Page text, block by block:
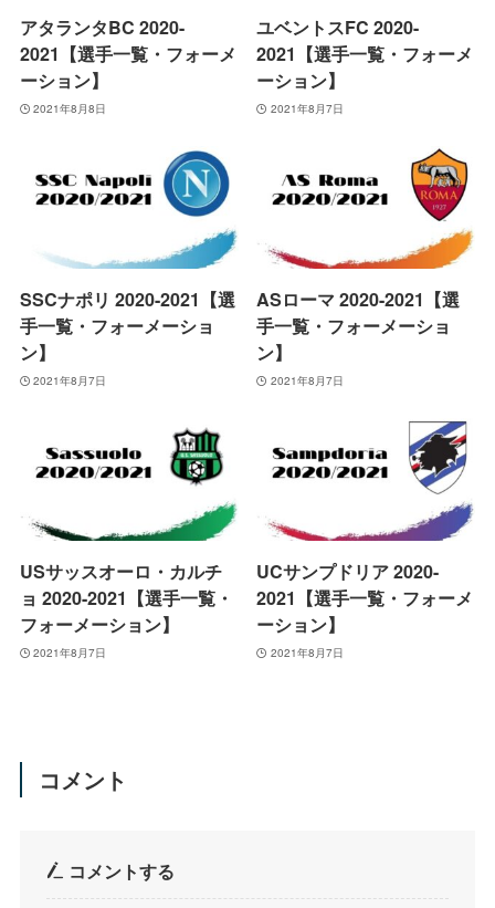
アタランタBC 2020-
2021【選手一覧・フォーメ
ーション】
2021年8月8日
ユベントスFC 2020-
2021【選手一覧・フォーメ
ーション】
2021年8月7日
SSCナポリ 2020-2021【選
手一覧・フォーメーショ
ン】
2021年8月7日
ASローマ 2020-2021【選
手一覧・フォーメーショ
ン】
2021年8月7日
USサッスオーロ・カルチ
ョ 2020-2021【選手一覧・
フォーメーション】
2021年8月7日
UCサンプドリア 2020-
2021【選手一覧・フォーメ
ーション】
2021年8月7日
コメント
コメントする